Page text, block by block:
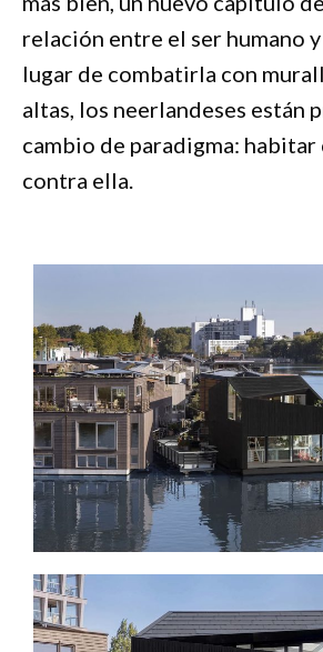
relación entre el ser humano y
lugar de combatirla con
altas, los neerlandeses están
cambio de paradigma: habitar
contra ella.